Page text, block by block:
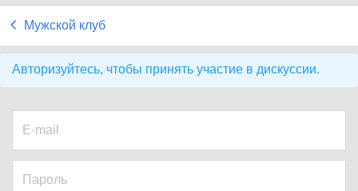
Мужской клуб
Авторизуйтесь, чтобы принять участие в дискуссии.